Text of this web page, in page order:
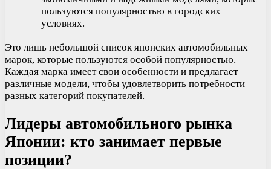
пользуются популярностью в городских
условиях.
Это лишь небольшой список японских автомобильных
марок, которые пользуются особой популярностью.
Каждая марка имеет свои особенности и предлагает
различные модели, чтобы удовлетворить потребности
разных категорий покупателей.
Лидеры автомобильного рынка
Японии: кто занимает первые
позиции?